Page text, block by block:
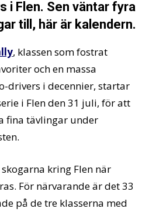
i Flen. Sen väntar fyra
till, här är kalendern.
, klassen som fostrat
och en massa
drivers i decennier, startar
i Flen den 31 juli, för att
fina tävlingar under
kring Flen när
För närvarande är det 33
på de tre klasserna med